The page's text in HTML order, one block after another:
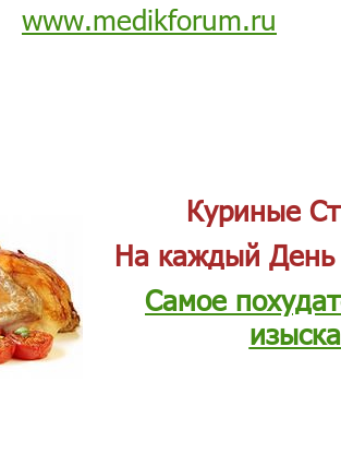
www.medikforum.ru
Куриные
На каждый
Самое